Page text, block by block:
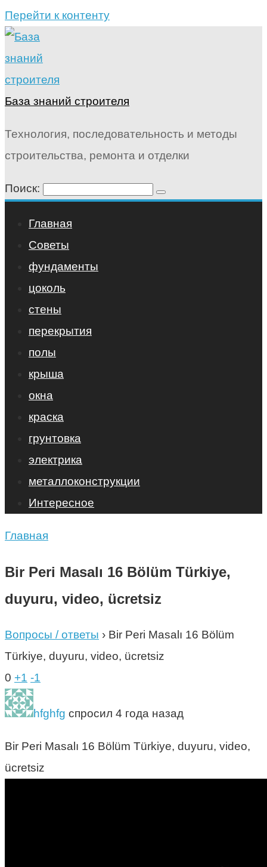
Перейти к контенту
База знаний строителя
Технология, последовательность и методы
строительства, ремонта и отделки
Поиск:
Главная
Советы
фундаменты
цоколь
стены
перекрытия
полы
крыша
окна
краска
грунтовка
электрика
металлоконструкции
Интересное
Главная
Bir Peri Masalı 16 Bölüm Türkiye,
duyuru, video, ücretsiz
Вопросы / ответы › Bir Peri Masalı 16 Bölüm
Türkiye, duyuru, video, ücretsiz
0 +1 -1
hfghfg спросил 4 года назад
Bir Peri Masalı 16 Bölüm Türkiye, duyuru, video,
ücretsiz